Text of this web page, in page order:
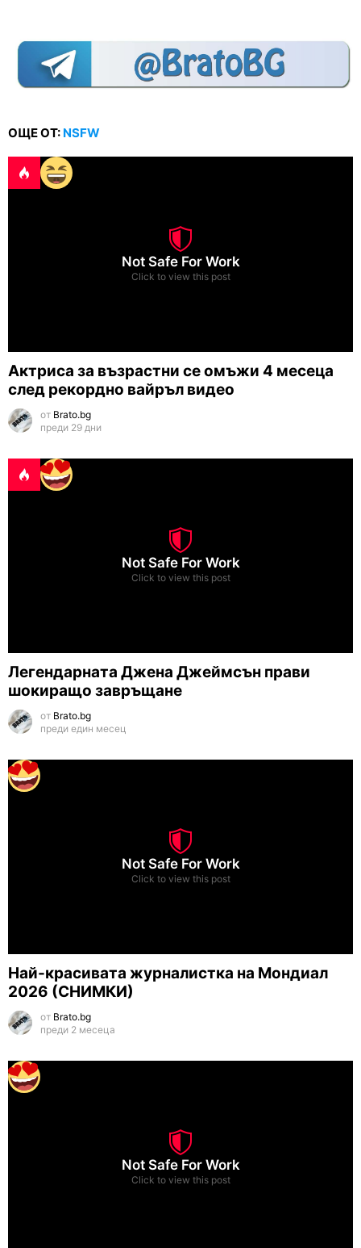
ОЩЕ ОТ: NSFW
Not Safe For Work
Click to view this post
Актриса за възрастни се омъжи 4 месеца
след рекордно вайръл видео
от Brato.bg
преди 29 дни
Not Safe For Work
Click to view this post
Легендарната Джена Джеймсън прави
шокиращо завръщане
от Brato.bg
преди един месец
Not Safe For Work
Click to view this post
Най-красивата журналистка на Мондиал
2026 (СНИМКИ)
от Brato.bg
преди 2 месеца
Not Safe For Work
Click to view this post